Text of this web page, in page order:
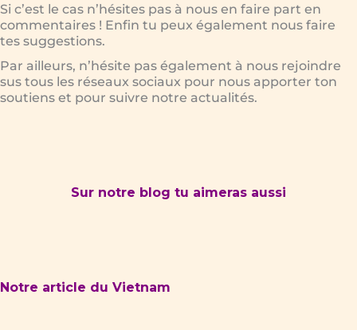
Si c’est le cas n’hésites pas à nous en faire part en
commentaires ! Enfin tu peux également nous faire
tes suggestions.
Par ailleurs, n’hésite pas également à nous rejoindre
sus tous les réseaux sociaux pour nous apporter ton
soutiens et pour suivre notre actualités.
Sur notre blog tu aimeras aussi
Notre article du Vietnam